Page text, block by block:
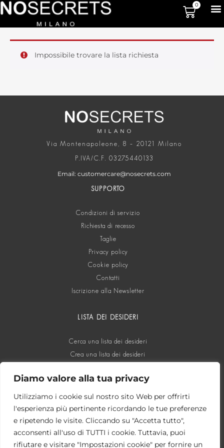
Diamo valore alla tua privacy
Utilizziamo i cookie sul nostro sito Web per offrirti
l'esperienza più pertinente ricordando le tue preferenze
e ripetendo le visite. Cliccando su "Accetta tutto",
acconsenti all'uso di TUTTI i cookie. Tuttavia, puoi
rifiutare e visitare "Impostazioni cookie" per fornire un
0
Impossibile trovare la lista richiesta
Via Montenapoleone, 8 – 20121 Milano
P.IVA/C.F. 03275440133
Email: customercare@nosecrets.com
SUPPORTO
Condizioni di servizio
Richiesta di recesso
Taglie
Privacy policy
Cookie policy
Contatti
Iscrizione alla Newsletter
LISTA DEI DESIDERI
Cerca una lista dei desideri
Crea una lista dei desideri
SOCIAL